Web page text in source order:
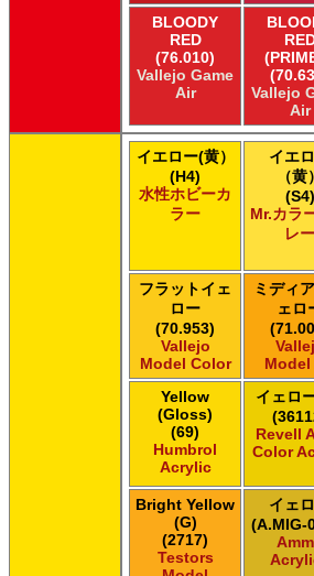
Xtracolor Xtracolor
ガイアノーツ ガイア エナメル カ
ガイアノーツ ガイアカラー
タミヤ タミヤ アクリル塗料
タミヤ タミヤ アクリル塗料 (フラ
タミヤ タミヤ エアーモデルスプレ
タミヤ タミヤ エナメル塗料
タミヤ タミヤ トップコート/サー
タミヤ タミヤ ラッカー塗料
タミヤ タミヤスプレー
ＧＳＩクレオス Master Series
ＧＳＩクレオス Mr.カラー
ＧＳＩクレオス Mr.カラー GX
ＧＳＩクレオス Mr.カラー 色ノ源
ＧＳＩクレオス Mr.カラー スー
ＧＳＩクレオス Mr.カラー スー
ＧＳＩクレオス Mr.カラースプレー
ＧＳＩクレオス Mr.クリアカラー
ＧＳＩクレオス Mr.クリスタルカラ
ＧＳＩクレオス Mr.サーフェイサ
ＧＳＩクレオス Mr.トップコート
ＧＳＩクレオス Mr.メタリックカラ
ＧＳＩクレオス Mr.メタルカラー
BLOODY
RED
(76.010)
Vallejo Game
Air
Vallejo
Air
イエロー(黄）
(H4)
水性ホビーカ
ラー
イエ
（黄）
(S4)
Mr.カラ
レー
フラットイェ
ロー
(70.953)
Vallejo
Model Color
ミディ
ェロ
Model
Yellow
(Gloss)
(69)
Humbrol
Acrylic
イェロ
Revell
Color
Bright Yellow
(G)
(2717)
Testors
イェ
(A.MIG-